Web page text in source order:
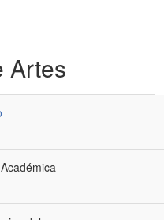
Artes
Académica